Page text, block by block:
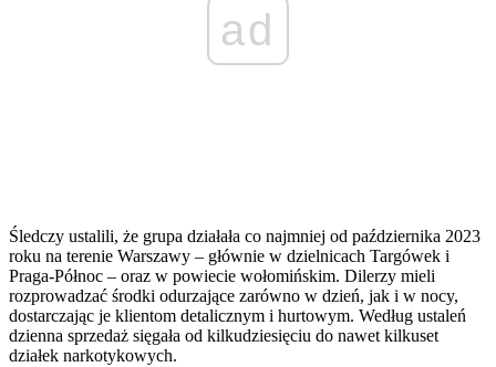
ad
Śledczy ustalili, że grupa działała co najmniej od października 2023
roku na terenie Warszawy – głównie w dzielnicach Targówek i
Praga-Północ – oraz w powiecie wołomińskim. Dilerzy mieli
rozprowadzać środki odurzające zarówno w dzień, jak i w nocy,
dostarczając je klientom detalicznym i hurtowym. Według ustaleń
dzienna sprzedaż sięgała od kilkudziesięciu do nawet kilkuset
działek narkotykowych.